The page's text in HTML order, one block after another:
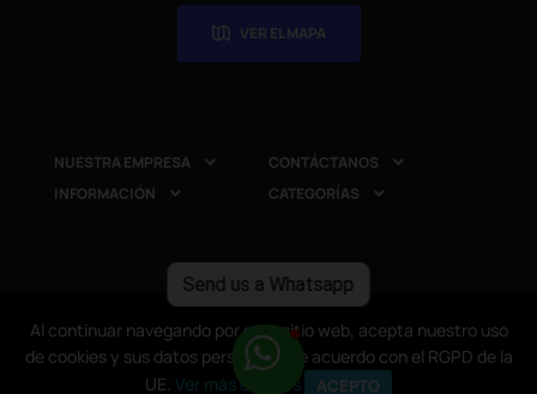
Send us a Whatsapp
Al continuar navegando por este sitio web, acepta nuestro uso
de cookies y sus datos personales de acuerdo con el RGPD de la
UE. Ver más detalles ACEPTO
VER EL MAPA
NUESTRA EMPRESA  CONTÁCTANOS 
INFORMACIÓN  CATEGORÍAS 
Al continuar navegando por este sitio web, acepta nuestro uso
de cookies y sus datos personales de acuerdo con el RGPD de la
UE. Ver más detalles ACEPTO
Copyright © 2025CompuRed Computers
derechos reservados